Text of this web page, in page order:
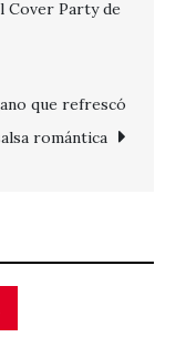
Cover Party de
que refrescó
romántica